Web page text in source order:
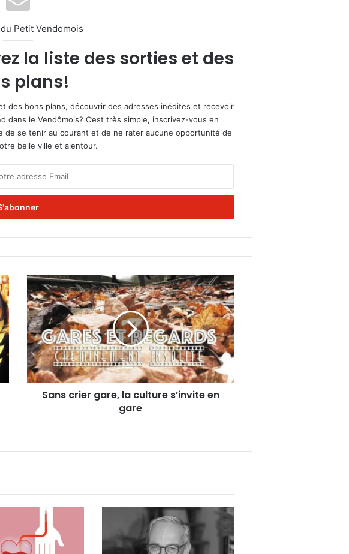
Petit Vendomois
la liste des sorties et des
plans!
des bons plans, découvrir des adresses inédites et recevoir
le Vendômois? C’est très simple, inscrivez-vous en
de se tenir au courant et de ne rater aucune opportunité de
belle ville et alentour.
S
a
n
s
c
r
i
e
r
e
u
l
r
Sans crier gare, la culture s’invite en
gare